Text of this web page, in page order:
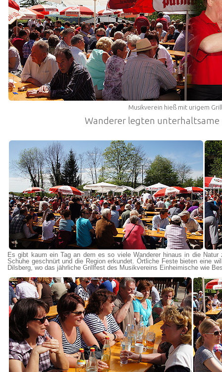
Musikverein hieß mit urigem
Wanderer legten unterhaltsame
Es gibt kaum ein Tag an dem es so viele Wanderer hinaus in die
Schuhe geschnürt und die Region erkundet. Örtliche Feste bieten eine
Dilsberg, wo das jährliche Grillfest des Musikvereins Einheimische wie